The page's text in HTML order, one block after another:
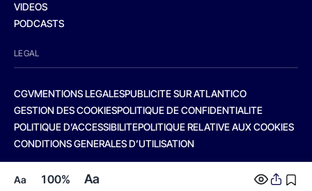
Aa 100% Aa
VIDEOS
PODCASTS
LEGAL
CGVMENTIONS LEGALESPUBLICITE SUR ATLANTICO
GESTION DES COOKIESPOLITIQUE DE CONFIDENTIALITE
POLITIQUE D’ACCESSIBILITEPOLITIQUE RELATIVE AUX COOKIES
CONDITIONS GENERALES D’UTILISATION